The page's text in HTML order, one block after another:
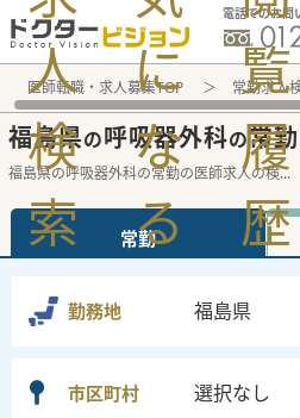
電話でのお問
人
検
索
に
な
る
覧
履
歴
医師転職・求人募集TOP 常勤求人
福島県の呼吸器外科の常
福島県の呼吸器外科の常勤の医師求人の検...
常勤
勤務地 福島県
市区町村 選択なし